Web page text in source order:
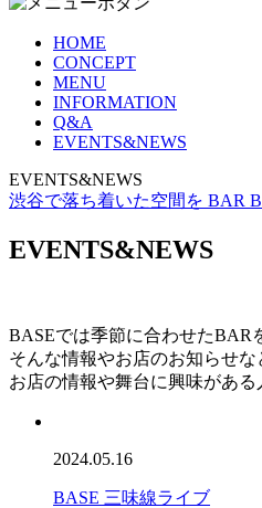
HOME
CONCEPT
MENU
INFORMATION
Q&A
EVENTS&NEWS
EVENTS&NEWS
渋谷で落ち着いた空間を BAR
EVENTS&NEWS
BASEでは季節に合わせたBAR
そんな情報やお店のお知らせな
お店の情報や舞台に興味がある
2024.05.16
BASE 三味線ライブ